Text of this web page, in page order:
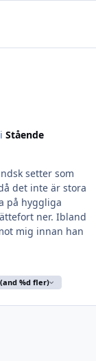
Stående
setter som
det inte är stora
på hyggliga
ner. Ibland
mig innan han
(and %d fler)